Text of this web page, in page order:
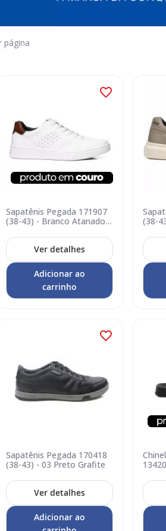
página
Sapatênis Pegada 171907
(38-43) - Branco Atanado
Ver detalhes
Adicionar ao
carrinho
(38-
Sapatênis Pegada 170418
(38-43) - 03 Preto Grafite
Ver detalhes
Adicionar ao